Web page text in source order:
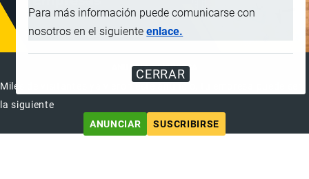
Para más información puede comunicarse con
nosotros en el siguienteenlace.
CERRAR
ANUNCIAR EMPRESA
Miles de visitantes ya vieron este anuncio, tu empresa puede ser
la siguiente
ANUNCIAR
SUSCRIBIRSE